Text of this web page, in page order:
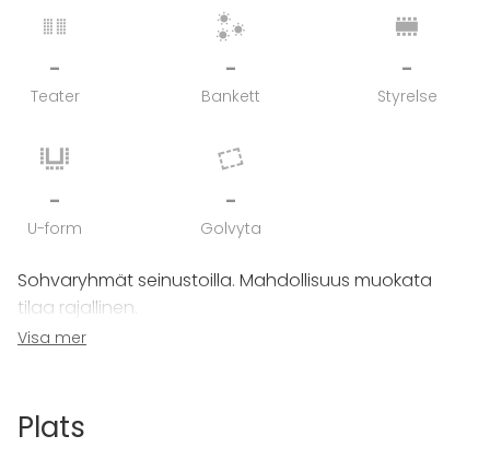
-
Teater
-
Bankett
-
Styrelse
-
U-form
-
Golvyta
Sohvaryhmät seinustoilla. Mahdollisuus muokata
tilaa rajallinen.
Isommissa tilaisuuksissa käyttöön voi ottaa myös
Visa mer
Plats